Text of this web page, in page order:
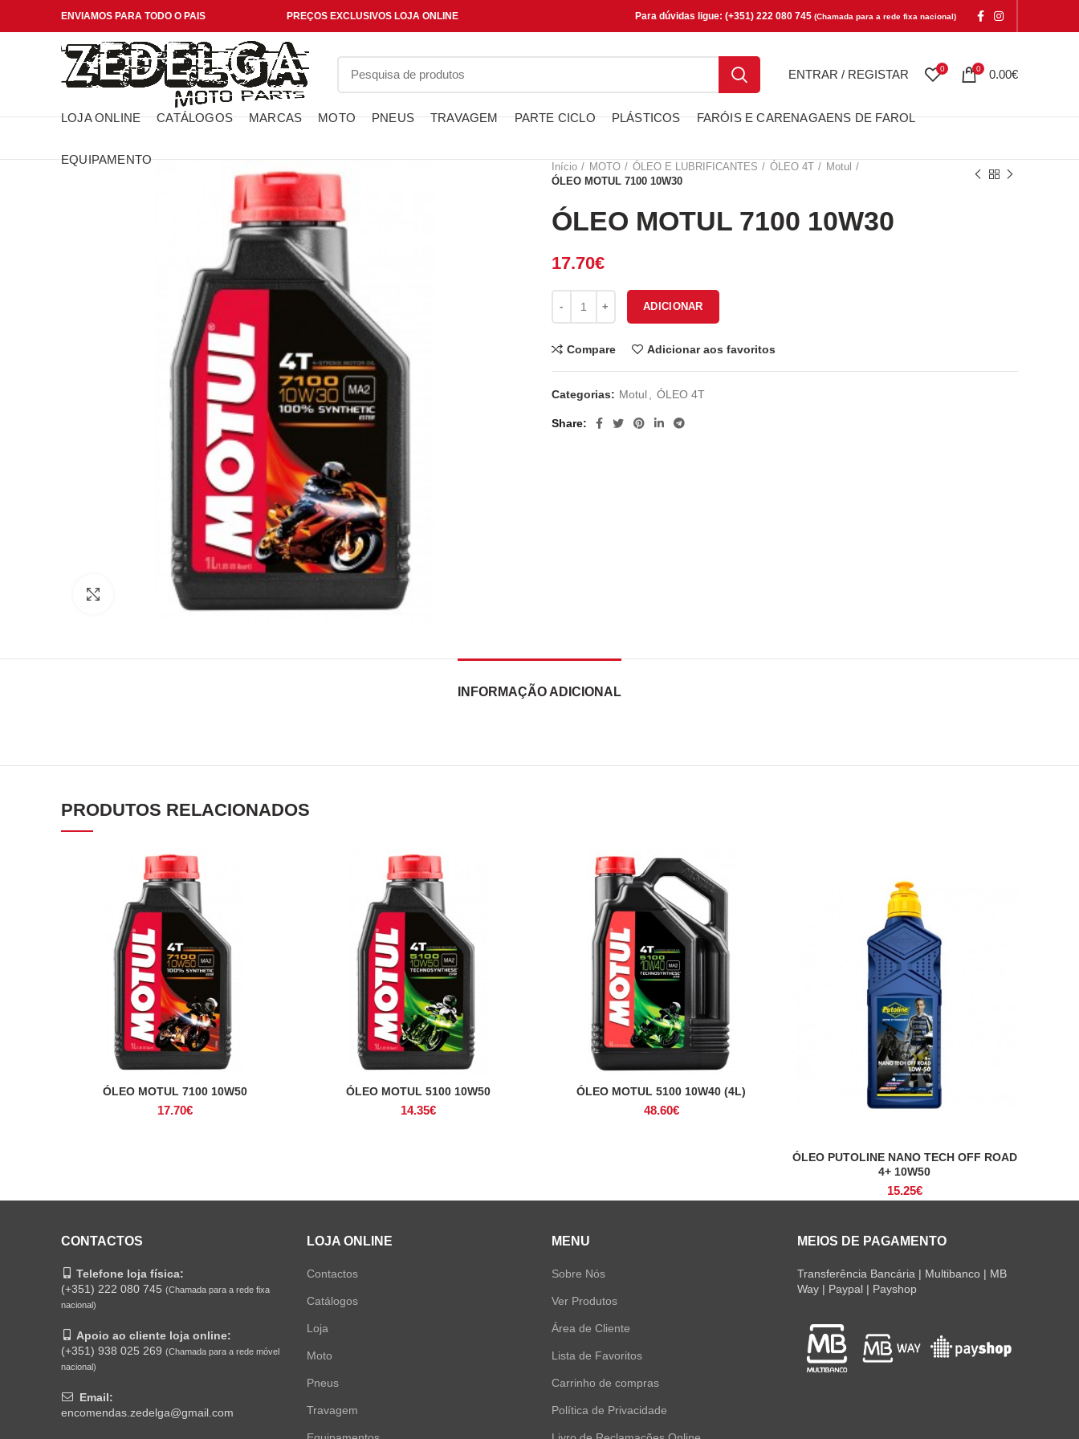
ENVIAMOS PARA TODO O PAIS PREÇOS EXCLUSIVOS LOJA ONLINE Para dúvidas ligue: (+351) 222 080 745 (Chamada para a rede fixa nacional)
ENTRAR / REGISTAR 0 0 0.00€
LOJA ONLINE CATÁLOGOS MARCAS MOTO PNEUS TRAVAGEM PARTE CICLO PLÁSTICOS FARÓIS E CARENAGAENS DE FAROL
EQUIPAMENTO
Click to enlarge
Início MOTO ÓLEO E LUBRIFICANTES ÓLEO 4T
Motul
ÓLEO MOTUL 7100 10W30
ÓLEO MOTUL 7100 10W30
17.70€
ADICIONAR
Compare Adicionar aos favoritos
Categorias: Motul ÓLEO 4T
Share
INFORMAÇÃO ADICIONAL
PRODUTOS RELACIONADOS
ADICIONAR
ÓLEO MOTUL 7100 10W50
17.70€
ADICIONAR
ÓLEO MOTUL 5100 10W50
14.35€
ADICIONAR
ÓLEO MOTUL 5100 10W40 (4L)
48.60€
ADICIONAR
ÓLEO PUTOLINE NANO TECH OFF ROAD
4+ 10W50
15.25€
CONTACTOS
Telefone loja física:
(+351) 222 080 745 (Chamada para a rede fixa
nacional)
Apoio ao cliente loja online:
(+351) 938 025 269 (Chamada para a rede móvel
nacional)
Email:
encomendas.zedelga@gmail.com
LOJA ONLINE
Contactos
Catálogos
Loja
Moto
Pneus
Travagem
MENU
Sobre Nós
Ver Produtos
Área de Cliente
Lista de Favoritos
Carrinho de compras
Política de Privacidade
MEIOS DE PAGAMENTO
Transferência Bancária | Multibanco | MB
Way | Paypal | Payshop